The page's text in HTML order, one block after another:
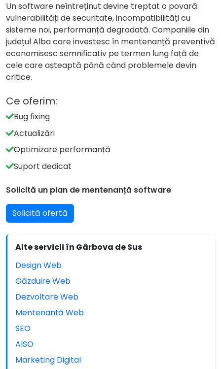
Un software neîntreținut devine treptat o povară:
vulnerabilități de securitate, incompatibilități cu
sisteme noi, performanță degradată. Companiile din
județul Alba care investesc în mentenanță preventivă
economisesc semnificativ pe termen lung față de
cele care așteaptă până când problemele devin
critice.
Ce oferim:
Bug fixing
Actualizări
Optimizare performanță
Suport dedicat
Solicită un plan de mentenanță software
Solicită ofertă
Alte servicii în Gârbova de Sus
Design Web
Găzduire Web
Dezvoltare Web
Mentenanță Web
SEO
AISO
Marketing Digital